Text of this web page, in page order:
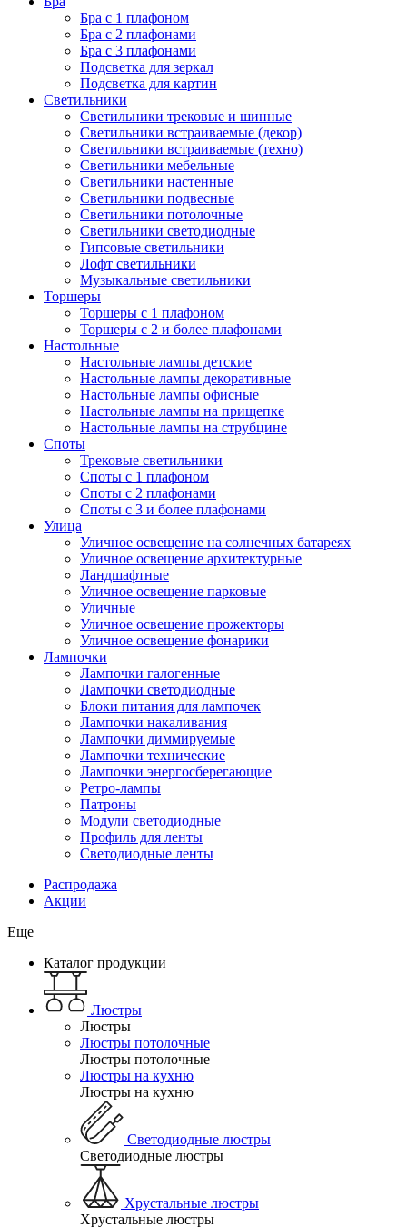
Бра с 1 плафоном
Бра с 2 плафонами
Бра с 3 плафонами
Подсветка для зеркал
Подсветка для картин
Светильники
Светильники трековые и шинные
Светильники встраиваемые (декор)
Светильники встраиваемые (техно)
Светильники мебельные
Светильники настенные
Светильники подвесные
Светильники потолочные
Светильники светодиодные
Гипсовые светильники
Лофт светильники
Музыкальные светильники
Торшеры
Торшеры с 1 плафоном
Торшеры с 2 и более плафонами
Настольные
Настольные лампы детские
Настольные лампы декоративные
Настольные лампы офисные
Настольные лампы на прищепке
Настольные лампы на струбцине
Споты
Трековые светильники
Споты с 1 плафоном
Споты с 2 плафонами
Споты с 3 и более плафонами
Улица
Уличное освещение на солнечных батареях
Уличное освещение архитектурные
Ландшафтные
Уличное освещение парковые
Уличные
Уличное освещение прожекторы
Уличное освещение фонарики
Лампочки
Лампочки галогенные
Лампочки светодиодные
Блоки питания для лампочек
Лампочки накаливания
Лампочки диммируемые
Лампочки технические
Лампочки энергосберегающие
Ретро-лампы
Патроны
Модули светодиодные
Профиль для ленты
Светодиодные ленты
Распродажа
Акции
Еще
Каталог продукции
Люстры
Люстры
Люстры потолочные
Люстры потолочные
Люстры на кухню
Люстры на кухню
Светодиодные люстры
Светодиодные люстры
Хрустальные люстры
Хрустальные люстры